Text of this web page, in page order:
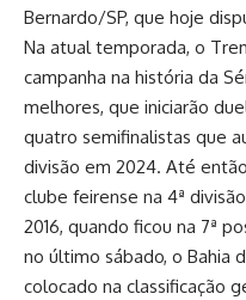
Bernardo/SP, que hoje
Na atual temporada, o
campanha na história da
melhores, que iniciarão
quatro semifinalistas que
divisão em 2024. Até
clube feirense na 4ª
2016, quando ficou na 7ª
no último sábado, o Bahia
colocado na classificação